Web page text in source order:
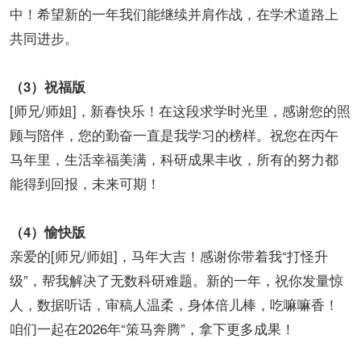
中！希望新的一年我们能继续并肩作战，在学术道路上
共同进步。
（3）祝福版
[师兄/师姐]，新春快乐！在这段求学时光里，感谢您的照
顾与陪伴，您的勤奋一直是我学习的榜样。祝您在丙午
马年里，生活幸福美满，科研成果丰收，所有的努力都
能得到回报，未来可期！
（4）愉快版
亲爱的[师兄/师姐]，马年大吉！感谢你带着我“打怪升
级”，帮我解决了无数科研难题。新的一年，祝你发量惊
人，数据听话，审稿人温柔，身体倍儿棒，吃嘛嘛香！
咱们一起在2026年“策马奔腾”，拿下更多成果！